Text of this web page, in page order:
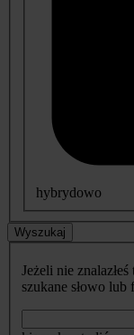
hybrydowo
Wyszukaj
Jeżeli nie
szukane słowo lub